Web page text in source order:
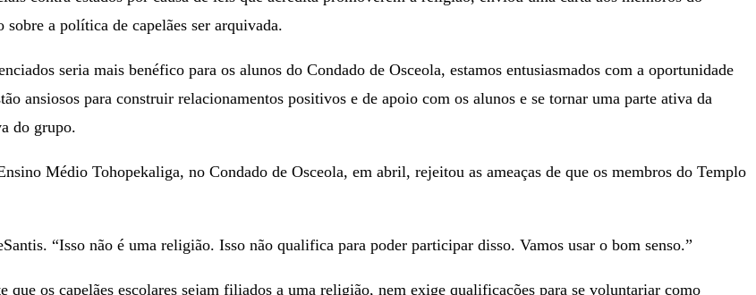
sobre a política de capelães ser arquivada.
seria mais benéfico para os alunos do Condado de Osceola, estamos entusiasmados com a oportunidade
ansiosos para construir relacionamentos positivos e de apoio com os alunos e se tornar uma parte ativa da
do grupo.
Médio Tohopekaliga, no Condado de Osceola, em abril, rejeitou as ameaças de que os membros do Templo
“Isso não é uma religião. Isso não qualifica para poder participar disso. Vamos usar o bom senso.”
que os capelães escolares sejam filiados a uma religião, nem exige qualificações para se voluntariar como